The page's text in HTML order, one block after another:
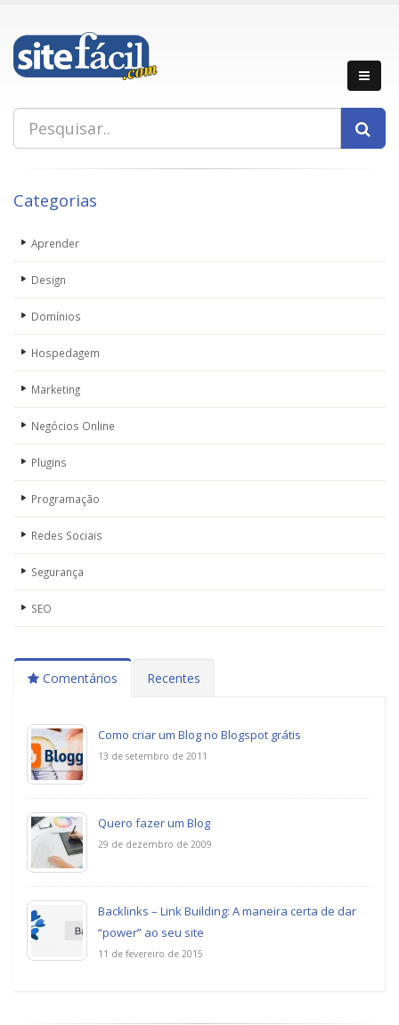
Categorias
Aprender
Design
Domínios
Hospedagem
Marketing
Negócios Online
Plugins
Programação
Redes Sociais
Segurança
SEO
Comentários Recentes
Como criar um Blog no Blogspot grátis
13 de setembro de 2011
Quero fazer um Blog
29 de dezembro de 2009
Backlinks – Link Building: A maneira certa de dar
“power” ao seu site
11 de fevereiro de 2015